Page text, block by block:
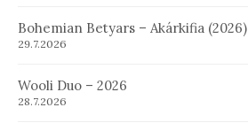
Bohemian Betyars – Akárkifia (2026)
29.7.2026
Wooli Duo – 2026
28.7.2026